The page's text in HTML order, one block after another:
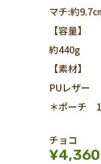
マチ:約
【容量】
約440g
【素材】
PUレザー
＊ポーチ
チョコ
¥4,360